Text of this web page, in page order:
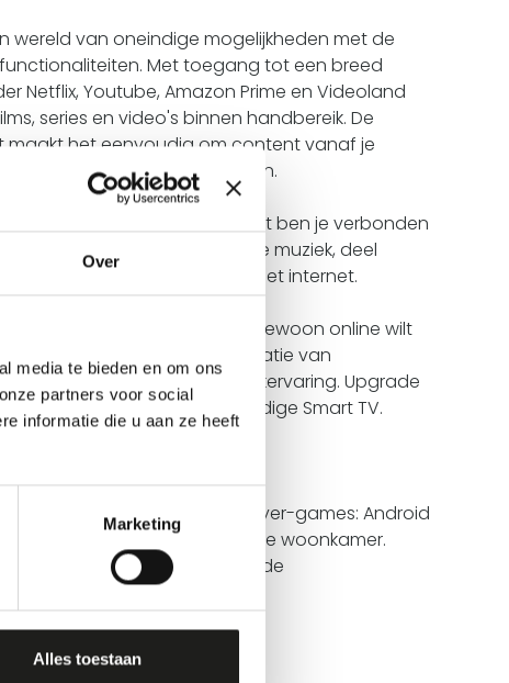
Over
media te bieden en om ons
partners voor social
informatie die u aan ze heeft
Marketing
Alles toestaan
wereld van oneindige mogelijkheden met de
Met toegang tot een breed
Netflix, Youtube, Amazon Prime en Videoland
series en video's binnen handbereik. De
het eenvoudig om content vanaf je
het grote scherm te streamen.
wifi en bluetooth-functionaliteit ben je verbonden
Stream draadloos je favoriete muziek, deel
en surf moeiteloos op het internet.
films, series bingen, of gewoon online wilt
biedt de perfecte combinatie van
voor een ongeëvenaarde kijkervaring. Upgrade
nog met deze veelzijdige Smart TV.
streaming-apps en multiplayer-games: Android
content, apps en games naar je woonkamer.
plaatsen gepersonaliseerde